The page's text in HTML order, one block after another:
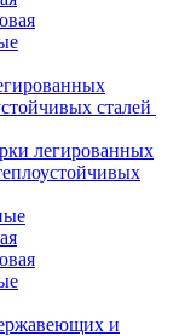
сталей
легированных
и